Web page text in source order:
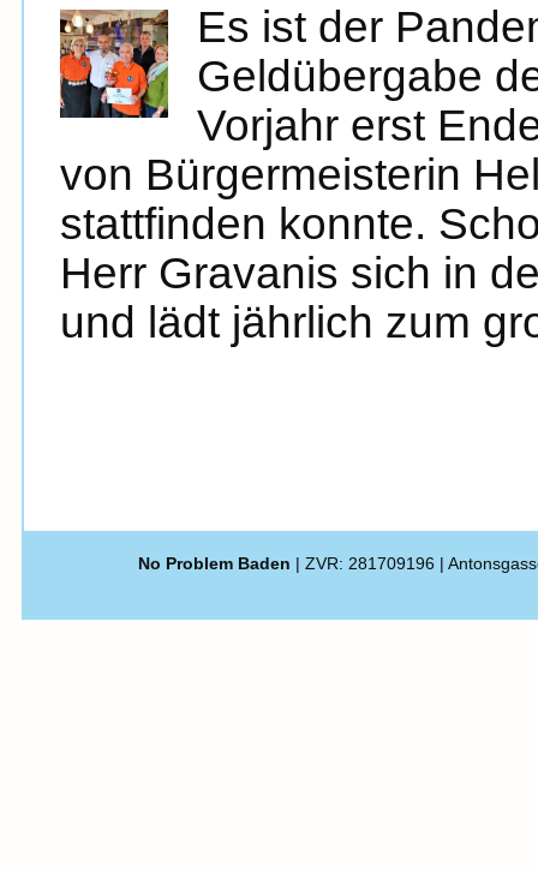
Es ist der
Geldübergabe
Vorjahr erst
von Bürgermeisterin
stattfinden konnte.
Herr Gravanis sich in
und lädt jährlich zum
No Problem Baden | ZVR: 281709196 |